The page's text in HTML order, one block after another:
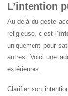
L’intention
Au-delà du geste
religieuse, c’est l’
uniquement pour
autres. Voici une
extérieures.
Clarifier son